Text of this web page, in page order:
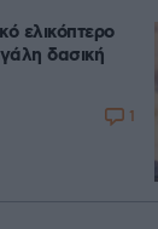
ελικόπτερο
δασική
1